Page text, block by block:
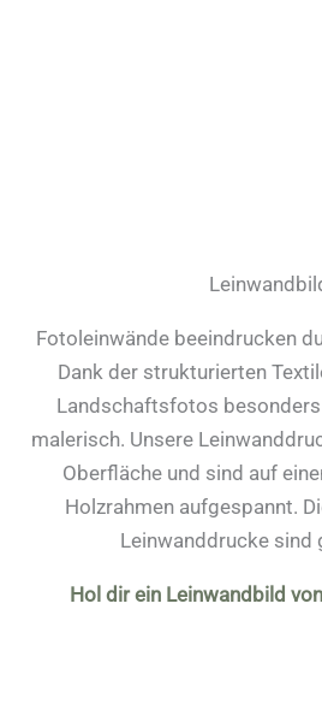
Fotoleinwände beeindrucken
Dank der strukturierten
Landschaftsfotos
malerisch. Unsere
Oberfläche und sind auf
Holzrahmen aufgespannt.
Leinwanddrucke sind
Hol dir ein Leinwandbild